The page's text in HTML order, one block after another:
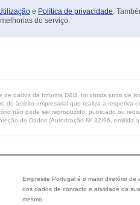
e Política de privacidade.
do serviço.
dados da Informa D&B, foi obtida junto de
do âmbito empresarial que realiza a
não pode ser reproduzido, publicado ou
de Dados (Autorização Nº 32/96, emitida
Empresite Portugal é o maior diretório
dos dados de contacto e atividade da
mesmo.